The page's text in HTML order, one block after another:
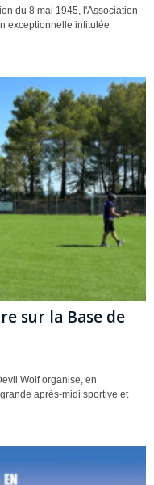
du 8 mai 1945, l'Association
exceptionnelle intitulée
sur la Base de
Wolf organise, en
après-midi sportive et